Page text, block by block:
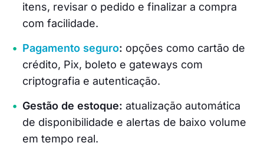
itens, revisar o pedido e finalizar a compra
com facilidade.
Pagamento seguro: opções como cartão de
crédito, Pix, boleto e gateways com
criptografia e autenticação.
Gestão de estoque: atualização automática
de disponibilidade e alertas de baixo volume
em tempo real.